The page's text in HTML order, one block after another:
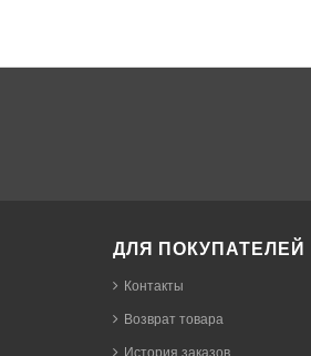
ДЛЯ ПОКУПАТЕЛЕЙ
Контакты
Возврат товара
История заказов